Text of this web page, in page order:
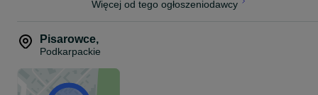
Więcej od tego ogłoszeniodawcy
Pisarowce,
Podkarpackie